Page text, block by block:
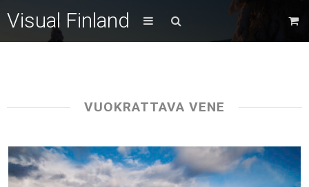
Visual Finland
VUOKRATTAVA VENE